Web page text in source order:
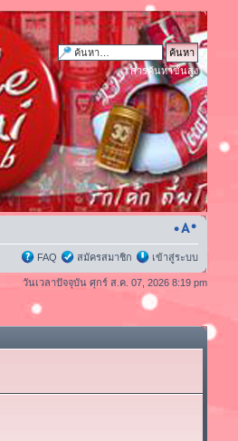
การค้นหาขั้นสูง
FAQ สมัครสมาชิก เข้าสู่ระบบ
วันเวลาปัจจุบัน ศุกร์ ส.ค. 07, 2026 8:19 pm